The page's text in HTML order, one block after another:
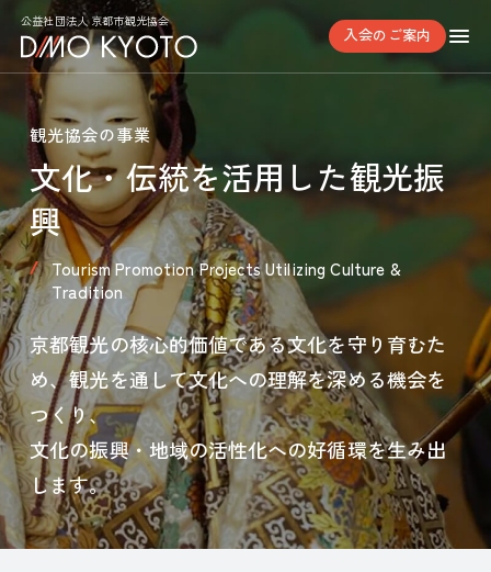
公益社団法人 京都市観光協会
入会のご案内
観光協会の事業
文化・伝統を活用した観光振
興
Tourism Promotion Projects Utilizing Culture &
Tradition
京都観光の核心的価値である文化を守り育むた
め、観光を通して文化への理解を深める機会を
つくり、
文化の振興・地域の活性化への好循環を生み出
します。